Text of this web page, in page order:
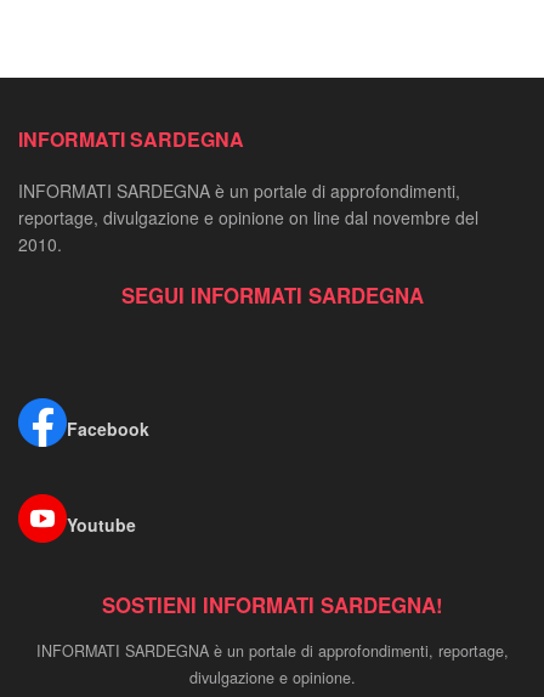
INFORMATI SARDEGNA
INFORMATI SARDEGNA è un portale di approfondimenti,
reportage, divulgazione e opinione on line dal novembre del
2010.
SEGUI INFORMATI SARDEGNA
Facebook
Youtube
SOSTIENI INFORMATI SARDEGNA!
INFORMATI SARDEGNA è un portale di approfondimenti, reportage,
divulgazione e opinione.